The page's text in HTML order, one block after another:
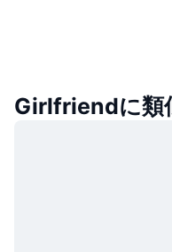
Girlfriendに類